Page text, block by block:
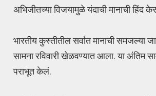
अभिजीतच्या विजयामुळे यंदाची मानाची
भारतीय कुस्तीतील सर्वात मानाची समजल्या
सामना रविवारी खेळवण्यात आला. या अंतिम
पराभूत केलं.